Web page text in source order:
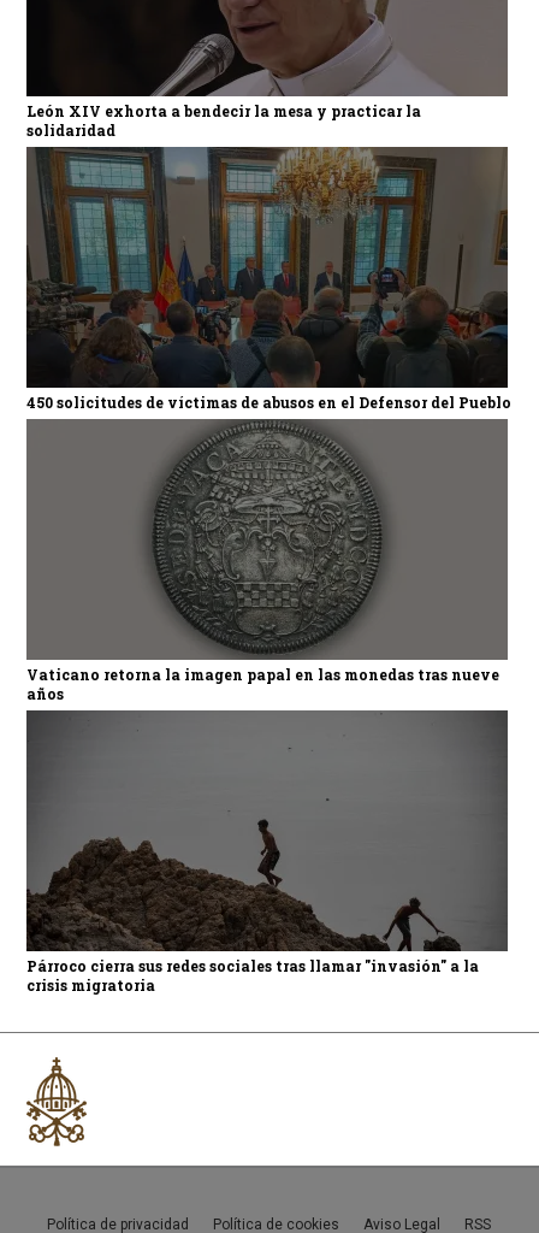
León XIV exhorta a bendecir la mesa y practicar la
solidaridad
450 solicitudes de víctimas de abusos en el Defensor del Pueblo
Vaticano retorna la imagen papal en las monedas tras nueve
años
Párroco cierra sus redes sociales tras llamar "invasión" a la
crisis migratoria
Política de privacidad Política de cookies Aviso Legal RSS